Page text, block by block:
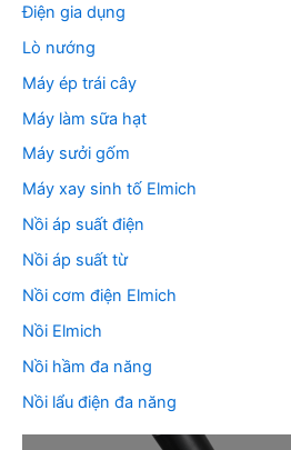
Điện gia dụng
Lò nướng
Máy ép trái cây
Máy làm sữa hạt
Máy sưởi gốm
Máy xay sinh tố Elmich
Nồi áp suất điện
Nồi áp suất từ
Nồi cơm điện Elmich
Nồi Elmich
Nồi hầm đa năng
Nồi lẩu điện đa năng